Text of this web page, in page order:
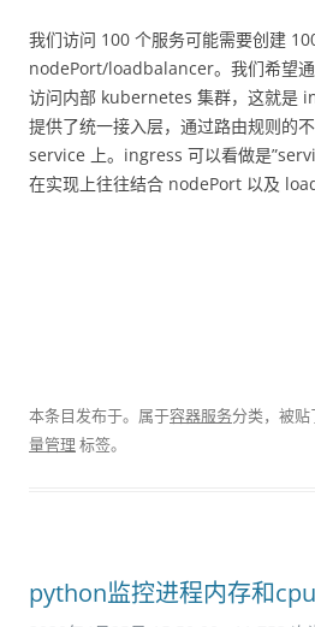
我们访问 100 个服务可能需要创建
nodePort/loadbalancer。我们希望
访问内部 kubernetes 集群，这就是
提供了统一接入层，通过路由规则的
service 上。ingress 可以看做是
在实现上往往结合 nodePort 以及
本条目发布于。属于容器服务分类，被贴
量管理 标签。
python监控进程内存和